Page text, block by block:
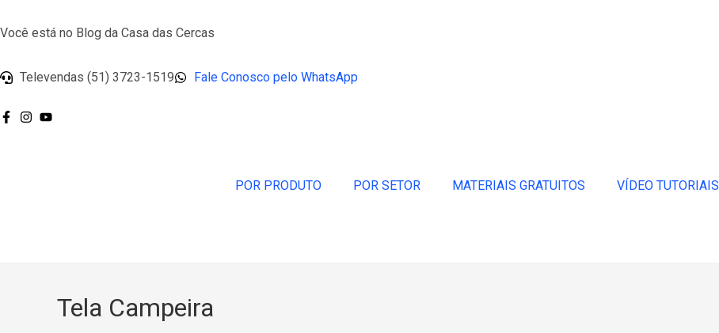
Você está no Blog da Casa das Cercas
Televendas (51) 3723-1519 Fale Conosco pelo WhatsApp
POR PRODUTO POR SETOR MATERIAIS GRATUITOS VÍDEO TUTORIAIS
Tela Campeira